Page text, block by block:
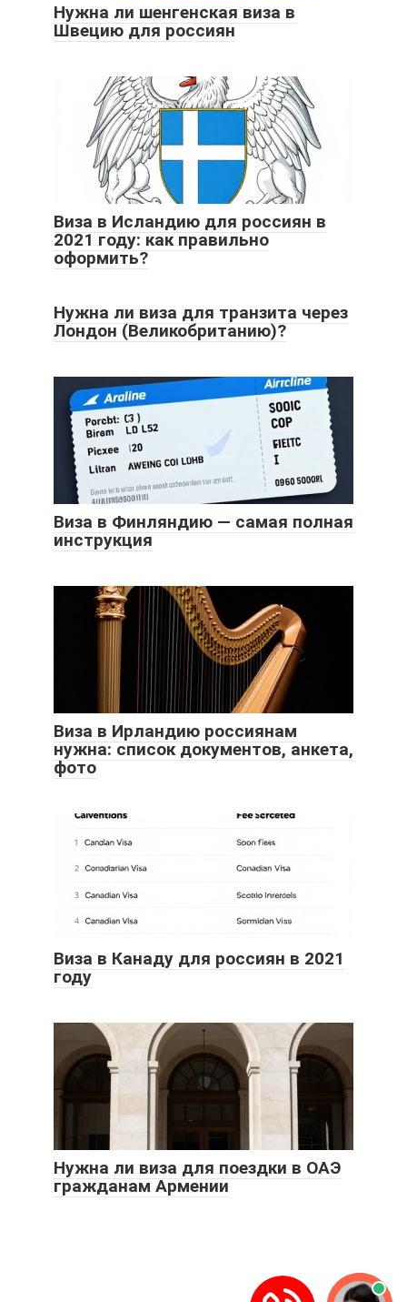
Нужна ли шенгенская виза в
Швецию для россиян
Виза в Исландию для россиян в
2021 году: как правильно
оформить?
Нужна ли виза для транзита через
Лондон (Великобританию)?
Виза в Финляндию — самая полная
инструкция
Виза в Ирландию россиянам
нужна: список документов, анкета,
фото
Виза в Канаду для россиян в 2021
году
Нужна ли виза для поездки в ОАЭ
гражданам Армении